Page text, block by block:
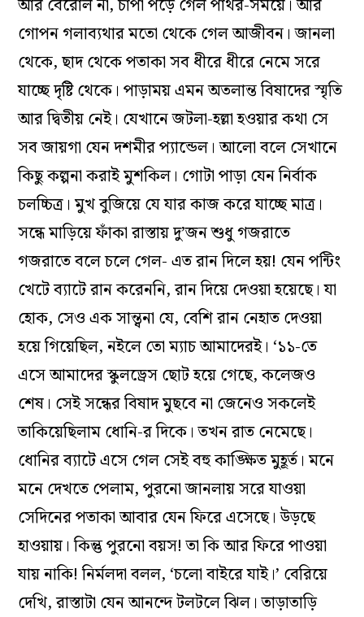
আর বেরোল না, চাপা পড়ে গেল পাথর-সময়ে। আর
গোপন গলাব্যথার মতো থেকে গেল আজীবন। জানলা
থেকে, ছাদ থেকে পতাকা সব ধীরে ধীরে নেমে সরে
যাচ্ছে দৃষ্টি থেকে। পাড়াময় এমন অতলান্ত বিষাদের স্মৃতি
আর দ্বিতীয় নেই। যেখানে জটলা-হল্লা হওয়ার কথা সে
সব জায়গা যেন দশমীর প্যান্ডেল। আলো বলে সেখানে
কিছু কল্পনা করাই মুশকিল। গোটা পাড়া যেন নির্বাক
চলচ্চিত্র। মুখ বুজিয়ে যে যার কাজ করে যাচ্ছে মাত্র।
সন্ধে মাড়িয়ে ফাঁকা রাস্তায় দু’জন শুধু গজরাতে
গজরাতে বলে চলে গেল- এত রান দিলে হয়! যেন পন্টিং
খেটে ব্যাটে রান করেননি, রান দিয়ে দেওয়া হয়েছে। যা
হোক, সেও এক সান্ত্বনা যে, বেশি রান নেহাত দেওয়া
হয়ে গিয়েছিল, নইলে তো ম্যাচ আমাদেরই। ‘১১-তে
এসে আমাদের স্কুলড্রেস ছোট হয়ে গেছে, কলেজও
শেষ। সেই সন্ধের বিষাদ মুছবে না জেনেও সকলেই
তাকিয়েছিলাম ধোনি-র দিকে। তখন রাত নেমেছে।
ধোনির ব্যাটে এসে গেল সেই বহু কাঙ্ক্ষিত মুহূর্ত। মনে
মনে দেখতে পেলাম, পুরনো জানলায় সরে যাওয়া
সেদিনের পতাকা আবার যেন ফিরে এসেছে। উড়ছে
হাওয়ায়। কিন্তু পুরনো বয়স! তা কি আর ফিরে পাওয়া
যায় নাকি! নির্মলদা বলল, ‘চলো বাইরে যাই।’ বেরিয়ে
দেখি, রাস্তাটা যেন আনন্দে টলটলে ঝিল। তাড়াতাড়ি